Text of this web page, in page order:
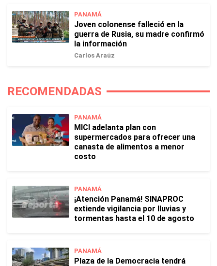
PANAMÁ
Joven colonense falleció en la
guerra de Rusia, su madre confirmó
la información
Carlos Araúz
RECOMENDADAS
PANAMÁ
MICI adelanta plan con
supermercados para ofrecer una
canasta de alimentos a menor
costo
PANAMÁ
¡Atención Panamá! SINAPROC
extiende vigilancia por lluvias y
tormentas hasta el 10 de agosto
PANAMÁ
Plaza de la Democracia tendrá